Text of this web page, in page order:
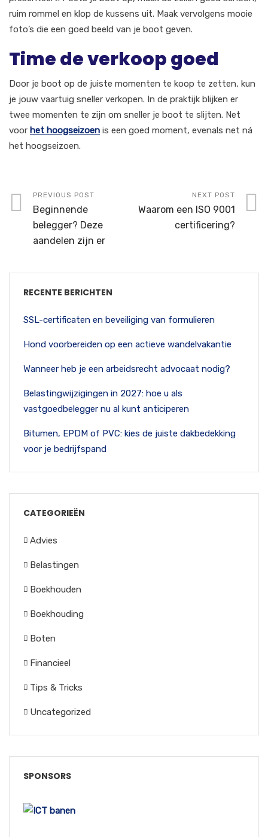
ruim rommel en klop de kussens uit. Maak vervolgens mooie
foto’s die een goed beeld van je boot geven.
Time de verkoop goed
Door je boot op de juiste momenten te koop te zetten, kun
je jouw vaartuig sneller verkopen. In de praktijk blijken er
twee momenten te zijn om sneller je boot te slijten. Net
voor het hoogseizoen is een goed moment, evenals net ná
het hoogseizoen.
PREVIOUS POST
Beginnende
belegger? Deze
aandelen zijn er
NEXT POST
Waarom een ISO 9001
certificering?
RECENTE BERICHTEN
SSL-certificaten en beveiliging van formulieren
Hond voorbereiden op een actieve wandelvakantie
Wanneer heb je een arbeidsrecht advocaat nodig?
Belastingwijzigingen in 2027: hoe u als
vastgoedbelegger nu al kunt anticiperen
Bitumen, EPDM of PVC: kies de juiste dakbedekking
voor je bedrijfspand
CATEGORIEËN
Advies
Belastingen
Boekhouden
Boekhouding
Boten
Financieel
Tips & Tricks
Uncategorized
SPONSORS